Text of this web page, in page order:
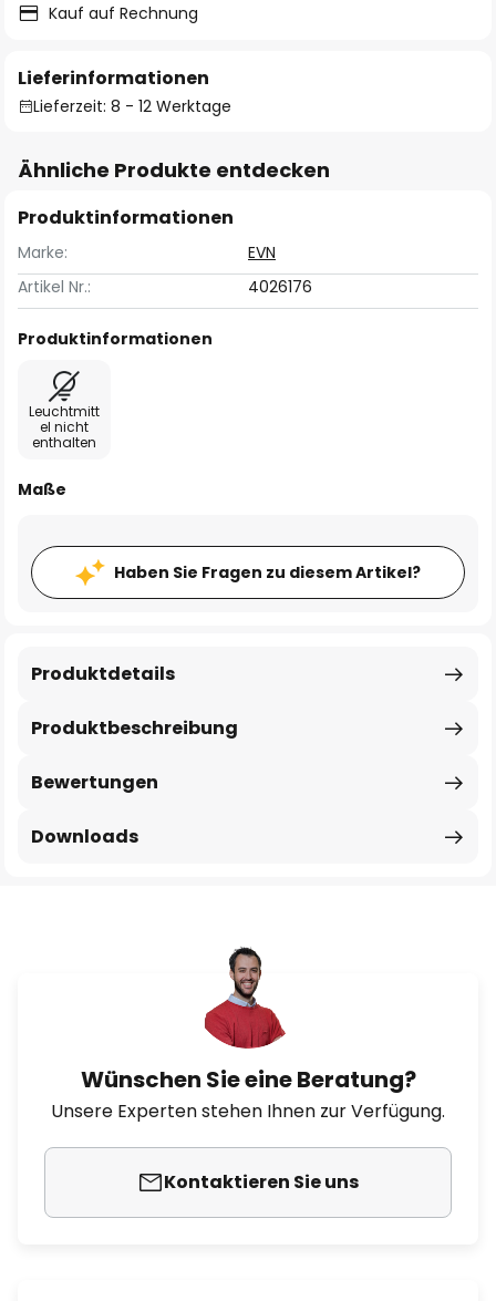
Kauf auf Rechnung
Lieferinformationen
Lieferzeit: 8 - 12 Werktage
Ähnliche Produkte entdecken
Produktinformationen
Marke:
EVN
Artikel Nr.:
4026176
Produktinformationen
Leuchtmitt
el nicht
enthalten
Maße
Haben Sie Fragen zu diesem Artikel?
Produktbeschreibung
Produktdetails
Bewertungen
Downloads
Wünschen Sie eine Beratung?
Unsere Experten stehen Ihnen zur Verfügung.
Kontaktieren Sie uns